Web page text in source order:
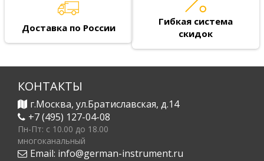
Доставка по России
Гибкая система
скидок
КОНТАКТЫ
г.Москва, ул.Братиславская, д.14
+7 (495) 127-04-08
Пн-Пт: c 10.00 до 18.00
многоканальный
Email: info@german-instrument.ru